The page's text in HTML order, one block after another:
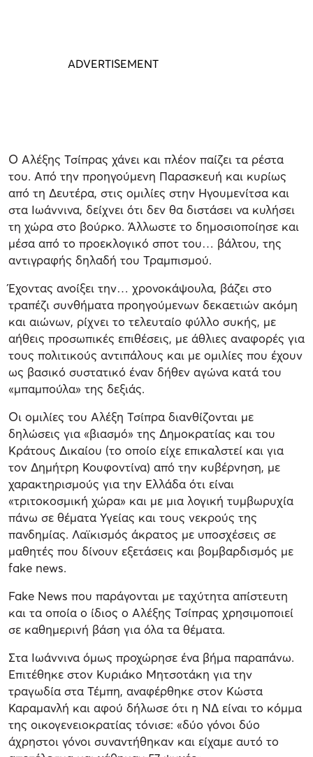
Ο Αλέξης Τσίπρας χάνει και πλέον παίζει τα ρέστα
του. Από την προηγούμενη Παρασκευή και κυρίως
από τη Δευτέρα, στις ομιλίες στην Ηγουμενίτσα και
στα Ιωάννινα, δείχνει ότι δεν θα διστάσει να κυλήσει
τη χώρα στο βούρκο. Άλλωστε το δημοσιοποίησε και
μέσα από το προεκλογικό σποτ του… βάλτου, της
αντιγραφής δηλαδή του Τραμπισμού.
Έχοντας ανοίξει την… χρονοκάψουλα, βάζει στο
τραπέζι συνθήματα προηγούμενων δεκαετιών ακόμη
και αιώνων, ρίχνει το τελευταίο φύλλο συκής, με
αήθεις προσωπικές επιθέσεις, με άθλιες αναφορές για
τους πολιτικούς αντιπάλους και με ομιλίες που έχουν
ως βασικό συστατικό έναν δήθεν αγώνα κατά του
«μπαμπούλα» της δεξιάς.
Οι ομιλίες του Αλέξη Τσίπρα διανθίζονται με
δηλώσεις για «βιασμό» της Δημοκρατίας και του
Κράτους Δικαίου (το οποίο είχε επικαλστεί και για
τον Δημήτρη Κουφοντίνα) από την κυβέρνηση, με
χαρακτηρισμούς για την Ελλάδα ότι είναι
«τριτοκοσμική χώρα» και με μια λογική τυμβωρυχία
πάνω σε θέματα Υγείας και τους νεκρούς της
πανδημίας. Λαϊκισμός άκρατος με υποσχέσεις σε
μαθητές που δίνουν εξετάσεις και βομβαρδισμός με
fake news.
Fake News που παράγονται με ταχύτητα απίστευτη
και τα οποία ο ίδιος ο Αλέξης Τσίπρας χρησιμοποιεί
σε καθημερινή βάση για όλα τα θέματα.
Στα Ιωάννινα όμως προχώρησε ένα βήμα παραπάνω.
Επιτέθηκε στον Κυριάκο Μητσοτάκη για την
τραγωδία στα Τέμπη, αναφέρθηκε στον Κώστα
Καραμανλή και αφού δήλωσε ότι η ΝΔ είναι το κόμμα
της οικογενειοκρατίας τόνισε: «δύο γόνοι δύο
άχρηστοι γόνοι συναντήθηκαν και είχαμε αυτό το